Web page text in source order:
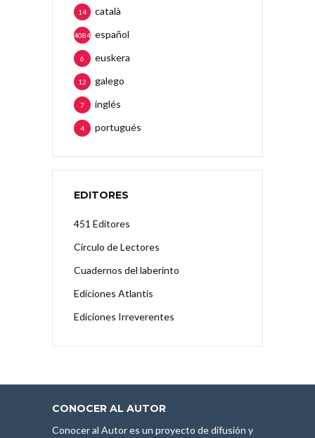
català
14
español
4084
euskera
6
galego
12
inglés
7
portugués
4
EDITORES
451 Editores
Círculo de Lectores
Cuadernos del laberinto
Ediciones Atlantis
Ediciones Irreverentes
CONOCER AL AUTOR
Conocer al Autor es un proyecto de difusión y